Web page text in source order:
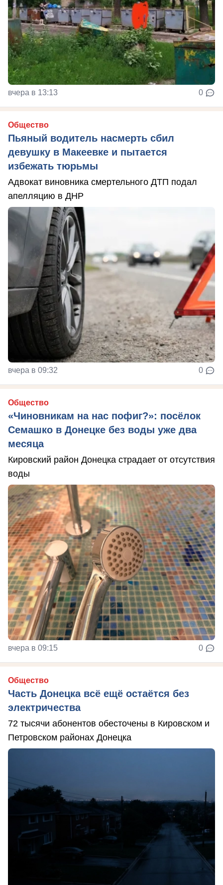
вчера в 13:13 0
Общество
Пьяный водитель насмерть сбил
девушку в Макеевке и пытается
избежать тюрьмы
Адвокат виновника смертельного ДТП подал
апелляцию в ДНР
вчера в 09:32 0
Общество
«Чиновникам на нас пофиг?»: посёлок
Семашко в Донецке без воды уже два
месяца
Кировский район Донецка страдает от отсутствия
воды
вчера в 09:15 0
Общество
Часть Донецка всё ещё остаётся без
электричества
72 тысячи абонентов обесточены в Кировском и
Петровском районах Донецка